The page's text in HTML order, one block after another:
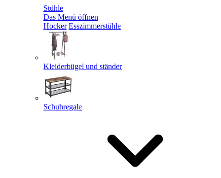
Stühle
Das Menü öffnen
Hocker Esszimmerstühle
Kleiderbügel und ständer
Schuhregale